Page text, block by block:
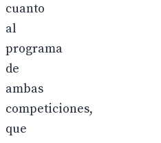
cuanto
al
programa
de
ambas
competiciones,
que